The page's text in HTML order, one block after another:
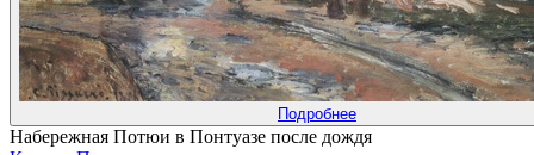
Подробнее
Набережная Потюи в Понтуазе после дождя